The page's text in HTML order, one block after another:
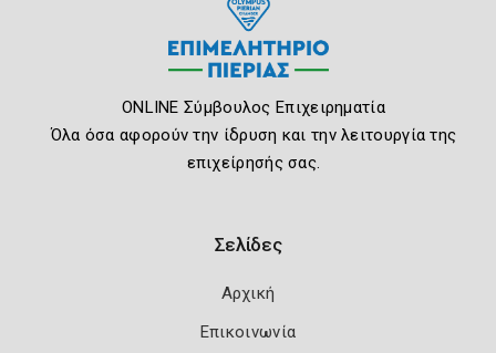
ONLINE Σύμβουλος Επιχειρηματία
Όλα όσα αφορούν την ίδρυση και την λειτουργία της
επιχείρησής σας.
Σελίδες
Αρχική
Επικοινωνία